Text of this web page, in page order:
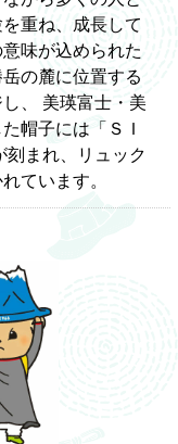
重ね、成長して
味が込められた
の麓に位置する
、 美瑛富士・美
帽子には「ＳＩ
刻まれ、リュック
ています。